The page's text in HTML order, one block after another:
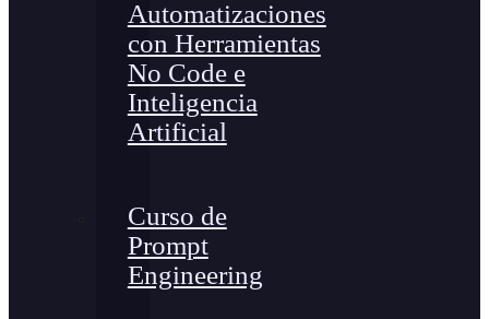
Automatizaciones
con Herramientas
No Code e
Inteligencia
Artificial
Curso de
Prompt
Engineering